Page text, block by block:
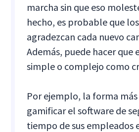
marcha sin que eso
hecho, es probable que
agradezcan cada nuevo
Además, puede hacer que
simple o complejo como
Por ejemplo, la forma
gamificar el software de
tiempo de sus empleados